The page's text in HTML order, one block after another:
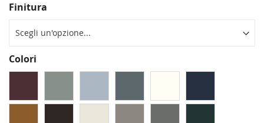
Finitura
Colori